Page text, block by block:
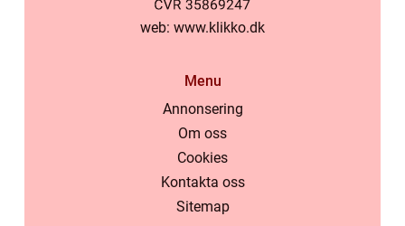
web: www.klikko.dk
Menu
Annonsering
Om oss
Cookies
Kontakta oss
Sitemap